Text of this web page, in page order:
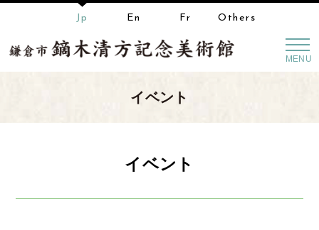
Jp En Fr Others
MENU
イベント
イベント